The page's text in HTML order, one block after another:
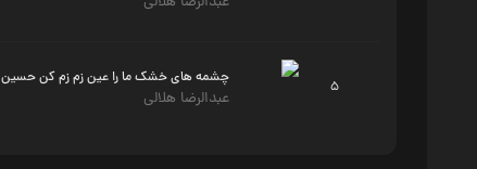
5 چشمه های خشک ما را عین زم زم کن حسین
عبدالرضا هلالی